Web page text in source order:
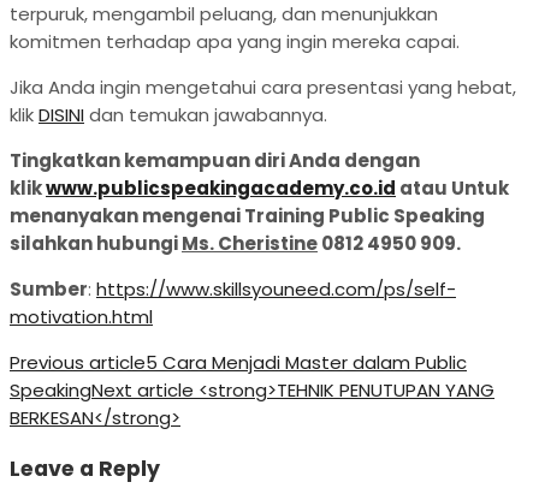
terpuruk, mengambil peluang, dan menunjukkan
komitmen terhadap apa yang ingin mereka capai.
Jika Anda ingin mengetahui cara presentasi yang hebat,
klikDISINIdan temukan jawabannya.
Tingkatkan kemampuan diri Anda dengan
klikwww.publicspeakingacademy.co.id atau Untuk
menanyakan mengenai Training Public Speaking
silahkan hubungiMs. Cheristine0812 4950 909.
Sumber: https://www.skillsyouneed.com/ps/self-
motivation.html
Previous article5 Cara Menjadi Master dalam Public
SpeakingNext article <strong>TEHNIK PENUTUPAN YANG
BERKESAN</strong>
Leave a Reply